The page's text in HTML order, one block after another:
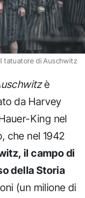
tatuatore di Auschwitz
è
da Harvey
King nel
che nel 1942
il campo di
della Storia
(un milione di